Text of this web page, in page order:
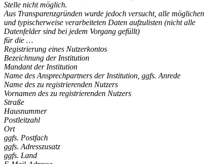
Stelle nicht möglich.
Aus Transparenzgründen wurde jedoch versucht, alle möglichen
und typischerweise verarbeiteten Daten aufzulisten (nicht alle
Datenfelder sind bei jedem Vorgang gefüllt)
für die …
Registrierung eines Nutzerkontos
Bezeichnung der Institution
Mandant der Institution
Name des Ansprechpartners der Institution, ggfs. Anrede
Name des zu registrierenden Nutzers
Vornamen des zu registrierenden Nutzers
Straße
Hausnummer
Postleitzahl
Ort
ggfs. Postfach
ggfs. Adresszusatz
ggfs. Land